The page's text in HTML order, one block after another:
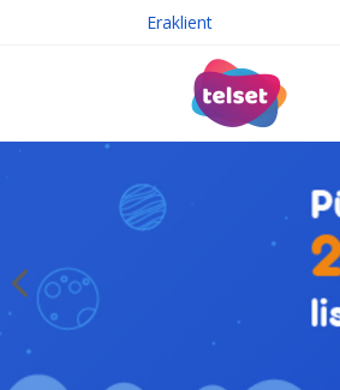
Eraklient